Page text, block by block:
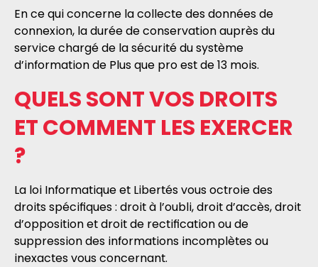
En ce qui concerne la collecte des données de
connexion, la durée de conservation auprès du
service chargé de la sécurité du système
d’information de Plus que pro est de 13 mois.
QUELS SONT VOS DROITS
ET COMMENT LES EXERCER
?
La loi Informatique et Libertés vous octroie des
droits spécifiques : droit à l’oubli, droit d’accès, droit
d’opposition et droit de rectification ou de
suppression des informations incomplètes ou
inexactes vous concernant.